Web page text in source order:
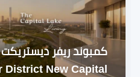
كمبوند ريفر ديستريكت
District New Capital